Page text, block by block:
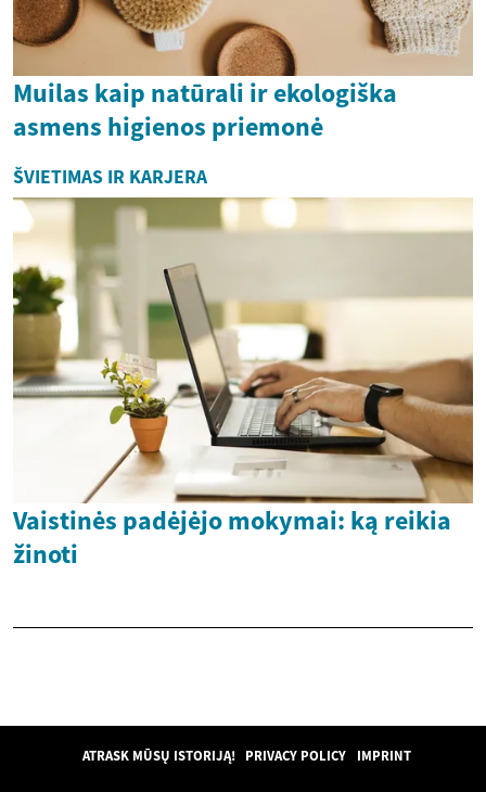
Muilas kaip natūrali ir ekologiška
asmens higienos priemonė
ŠVIETIMAS IR KARJERA
Vaistinės padėjėjo mokymai: ką reikia
žinoti
ATRASK MŪSŲ ISTORIJĄ! PRIVACY POLICY IMPRINT